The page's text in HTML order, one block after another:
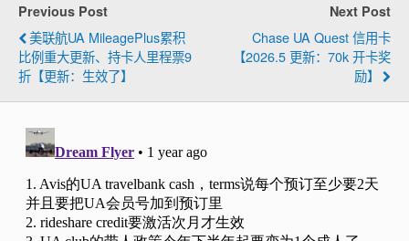
Previous Post
美联航UA MileagePlus累积
比例重大更新、持卡人里程票9
折【更新：生效了】
Next Post
Chase UA Quest 信用卡
【2026.5 更新：70k 开卡奖
励】